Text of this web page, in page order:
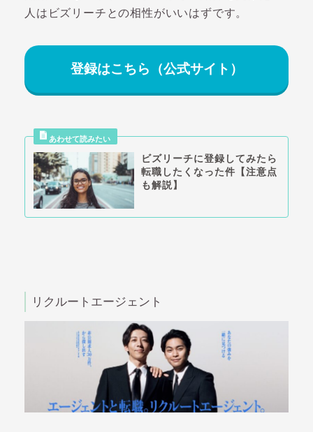
人はビズリーチとの相性がいいはずです。
登録はこちら（公式サイト）
ビズリーチに登録してみたら
転職したくなった件【注意点
も解説】
リクルートエージェント